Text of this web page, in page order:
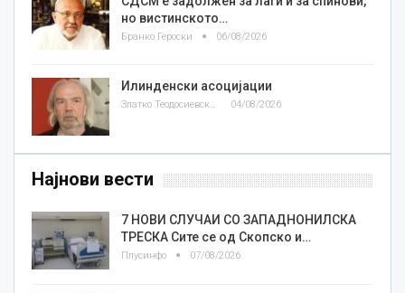
но вистинското…
Бранко Героски 06/08/2026
Илинденски асоцијации
Златко Теодосиевски 04/08/2026
Најнови вести
7 НОВИ СЛУЧАИ СО ЗАПАДНОНИЛСКА
ТРЕСКА Сите се од Скопско и…
Плусинфо 07/08/2026